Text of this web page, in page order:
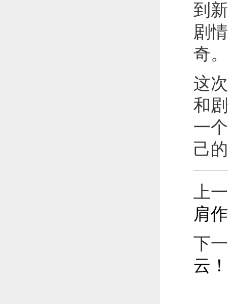
到
剧
奇。
这
和
一
己
上
肩
下
云！